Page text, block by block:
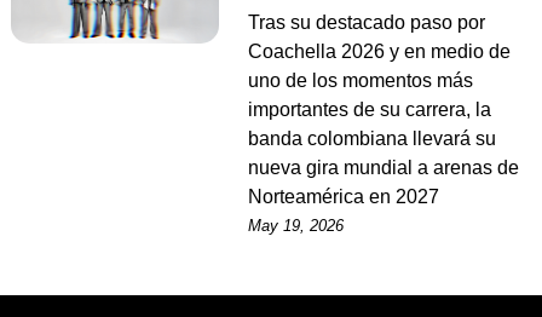
Tras su destacado paso por
Coachella 2026 y en medio de
uno de los momentos más
importantes de su carrera, la
banda colombiana llevará su
nueva gira mundial a arenas de
Norteamérica en 2027
May 19, 2026